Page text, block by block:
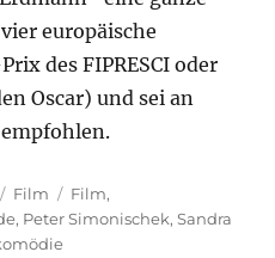
europäische
des FIPRESCI oder
Oscar) und sei an
Kategorien
Film Schlagwörter
Film,
, Peter Simonischek,Sandra